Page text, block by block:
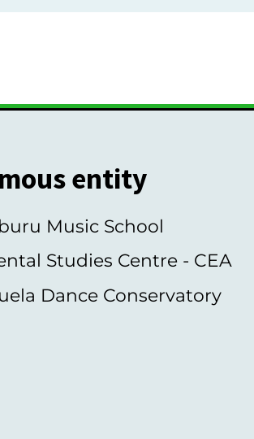
entity
Music School
Studies Centre - CEA
Dance Conservatory